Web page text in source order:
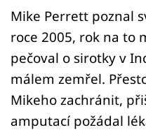
Sledujte nás
Mike Perrett poznal
roce 2005, rok na to
pečoval o sirotky v
málem zemřel.
Mikeho zachránit,
amputací požádal